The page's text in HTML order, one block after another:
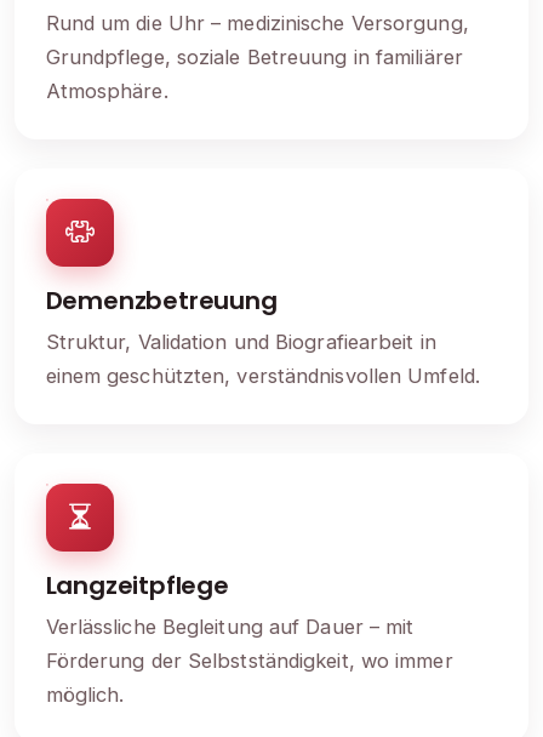
Rund um die Uhr – medizinische Versorgung,
Grundpflege, soziale Betreuung in familiärer
Atmosphäre.
Demenzbetreuung
Struktur, Validation und Biografiearbeit in
einem geschützten, verständnisvollen Umfeld.
Langzeitpflege
Verlässliche Begleitung auf Dauer – mit
Förderung der Selbstständigkeit, wo immer
möglich.